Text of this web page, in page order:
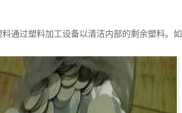
过塑料加工设备以清洁内部的剩余塑料。如